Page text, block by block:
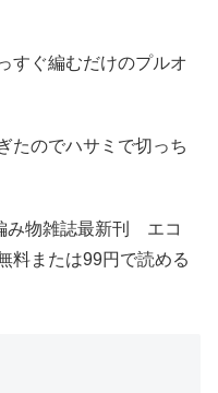
すぐ編むだけのプルオ
たのでハサミで切っち
み物雑誌最新刊 エコ
料または99円で読める